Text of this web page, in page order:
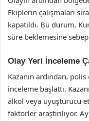
Ekiplerin çalışmaları
kapatıldı. Bu durum,
süre beklemesine
Olay Yeri İnceleme
Kazanın ardından,
inceleme başlattı.
alkol veya uyuşturucu
faktörler araştırılıyor.